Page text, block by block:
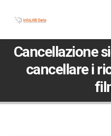
Cancellazione
cancellare i